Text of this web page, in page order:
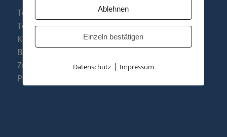
Telefonanlagen
Telefone
Konftel Konferenztelefone
Baugruppen
Zubehör & Ersatzteile
Produktzusammenfassung
Ablehnen
Einzeln bestätigen
Datenschutz| Impressum